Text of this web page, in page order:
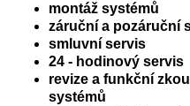
montáž systémů
záruční a pozáruční
smluvní servis
24 - hodinový servis
revize a funkční
systémů